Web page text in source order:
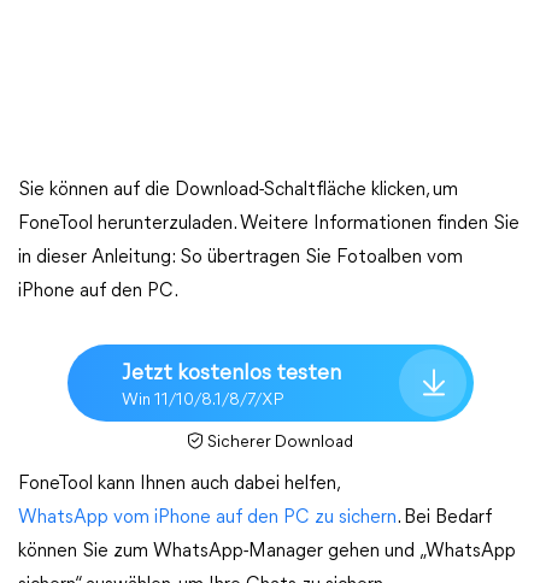
Sie können auf die Download-Schaltfläche klicken, um
FoneTool herunterzuladen. Weitere Informationen finden Sie
in dieser Anleitung: So übertragen Sie Fotoalben vom
iPhone auf den PC.
Jetzt kostenlos testen
Win 11/10/8.1/8/7/XP
Sicherer Download
FoneTool kann Ihnen auch dabei helfen,
WhatsApp vom iPhone auf den PC zu sichern. Bei Bedarf
können Sie zum WhatsApp-Manager gehen und „WhatsApp